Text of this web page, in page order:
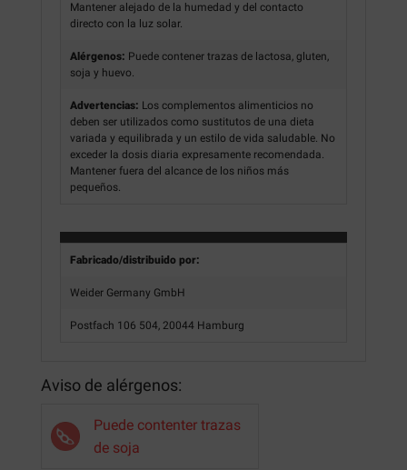
Mantener alejado de la humedad y del contacto
directo con la luz solar.
Alérgenos: Puede contener trazas de lactosa, gluten,
soja y huevo.
Advertencias: Los complementos alimenticios no
deben ser utilizados como sustitutos de una dieta
variada y equilibrada y un estilo de vida saludable. No
exceder la dosis diaria expresamente recomendada.
Mantener fuera del alcance de los niños más
pequeños.
Fabricado/distribuido por:
Weider Germany GmbH
Postfach 106 504, 20044 Hamburg
Aviso de alérgenos:
Puede contenter trazas
de soja